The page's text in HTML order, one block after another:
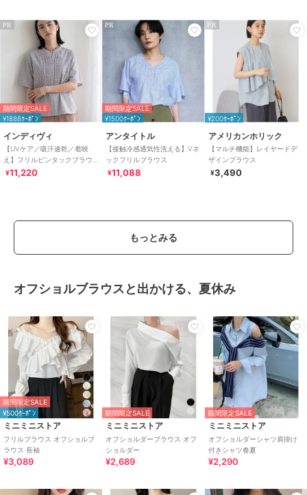
PR
期間限定SALE
¥1888ｸｰﾎﾟﾝ
インディヴィ
【UVケア／吸汗速乾／着映
え】フリルピンタックブラウ
ス
¥11,220
PR
期間限定SALE
¥1500ｸｰﾎﾟﾝ
アンタイトル
【接触冷感通気性洗える】Vネ
ックフリルブラウス
¥11,088
PR
¥200ｸｰﾎﾟﾝ
アメリカンホリック
【マルチ機能】レイヤードデ
ザインブラウス
¥3,490
もっとみる
オフショルブラウスと出かける、夏休み
期間限定SALE
¥500ｸｰﾎﾟﾝ
ミニミニストア
フリルブラウス オフショルブ
ラウス 長袖
¥3,089
期間限定SALE
ミニミニストア
オフショルダーブラウス オフ
ショルダー
¥2,689
期間限定SALE
ミニミニストア
オフショルダーシャツ肩掛け
付きシャツ春夏
¥2,290